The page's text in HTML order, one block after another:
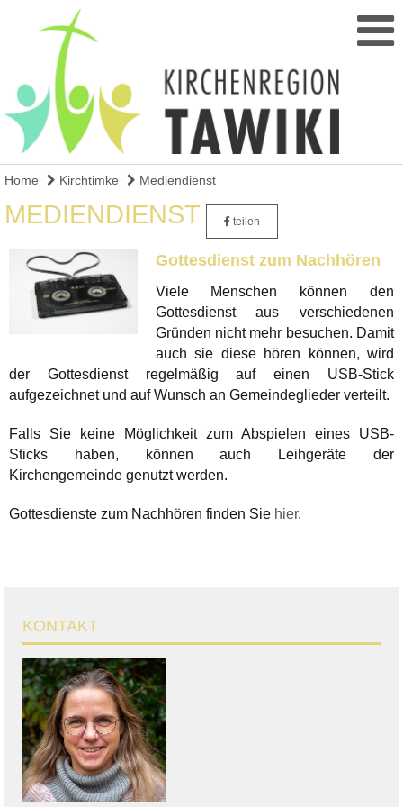
Home Kirchtimke Mediendienst
MEDIENDIENST teilen
Gottesdienst zum Nachhören
Viele Menschen können den
Gottesdienst aus verschiedenen
Gründen nicht mehr besuchen. Damit
auch sie diese hören können, wird
der Gottesdienst regelmäßig auf einen USB-Stick
aufgezeichnet und auf Wunsch an Gemeindeglieder verteilt.
Falls Sie keine Möglichkeit zum Abspielen eines USB-
Sticks haben, können auch Leihgeräte der
Kirchengemeinde genutzt werden.
Gottesdienste zum Nachhören finden Sie hier.
KONTAKT